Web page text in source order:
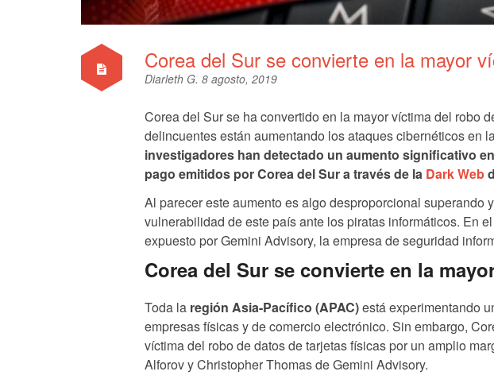
Corea del Sur se convierte en la mayor
Diarleth G. 8 agosto, 2019
Corea del Sur se ha convertido en la mayor víctima del robo
delincuentes están aumentando los ataques cibernéticos en
investigadores han detectado un aumento significativo
pago emitidos por Corea del Sur a través de la Dark Web
Al parecer este aumento es algo desproporcional superando
vulnerabilidad de este país ante los piratas informáticos. En
expuesto por Gemini Advisory, la empresa de seguridad
Corea del Sur se convierte en la
Toda la región Asia-Pacífico (APAC)está experimentando
empresas físicas y de comercio electrónico. Sin embargo,
víctima del robo de datos de tarjetas físicas por un amplio
Alforov y Christopher Thomas de Gemini Advisory.